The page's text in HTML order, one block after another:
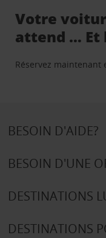
Votre
attend … Et
Réservez maintenant
BESOIN D'AIDE?
BESOIN D'UNE
DESTINATIONS
DESTINATIONS